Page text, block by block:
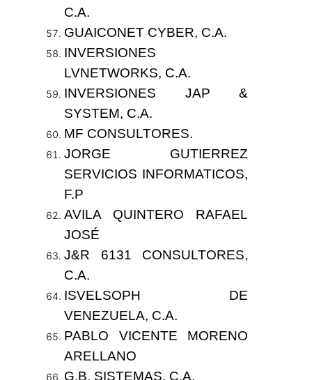
C.A.
GUAICONET CYBER, C.A.
INVERSIONES
LVNETWORKS, C.A.
INVERSIONES JAP &
SYSTEM, C.A.
MF CONSULTORES.
JORGE GUTIERREZ
SERVICIOS INFORMATICOS,
F.P
AVILA QUINTERO RAFAEL
JOSÉ
J&R 6131 CONSULTORES,
C.A.
ISVELSOPH DE
VENEZUELA, C.A.
PABLO VICENTE MORENO
ARELLANO
G.B. SISTEMAS, C.A.